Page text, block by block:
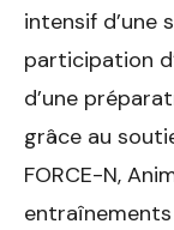
intensif d’une
participation
d’une
grâce au
FORCE-N,